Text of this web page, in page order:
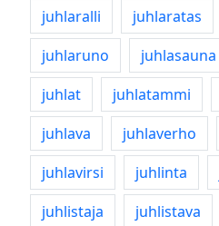
juhlaralli
juhlaratas
juhlaruno
juhlasauna
juhlat
juhlatammi
juhlava
juhlaverho
juhlavirsi
juhlinta
juhlistaja
juhlistava